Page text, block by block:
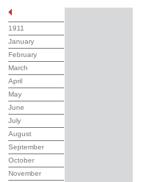
1911
January
February
March
April
May
June
July
August
September
October
November